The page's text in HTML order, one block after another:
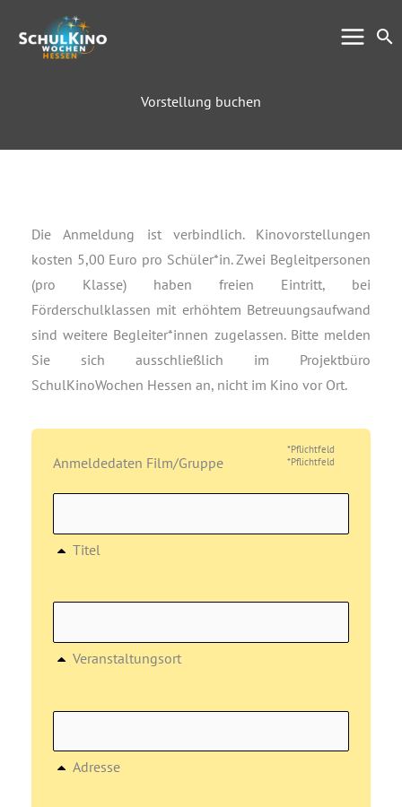
Inhalt
springen
Vorstellung buchen
Die Anmeldung ist verbindlich. Kinovorstellungen
kosten 5,00 Euro pro Schüler*in. Zwei Begleitpersonen
(pro Klasse) haben freien Eintritt, bei
Förderschulklassen mit erhöhtem Betreuungsaufwand
sind weitere Begleiter*innen zugelassen. Bitte melden
Sie sich ausschließlich im Projektbüro
SchulKinoWochen Hessen an, nicht im Kino vor Ort.
*Pflichtfeld
Anmeldedaten Film/Gruppe
Titel
Veranstaltungsort
Adresse
*Pflichtfeld